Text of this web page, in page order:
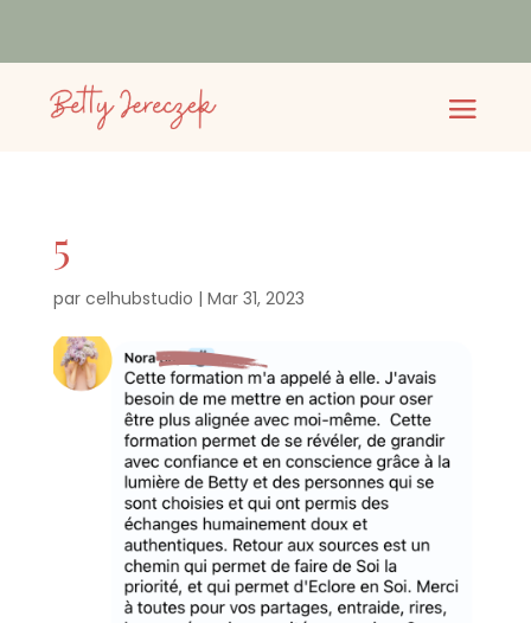
5
par celhubstudio | Mar 31, 2023